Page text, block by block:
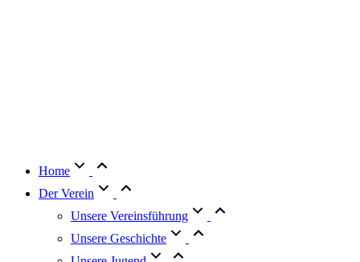
Home
Der Verein
Unsere Vereinsführung
Unsere Geschichte